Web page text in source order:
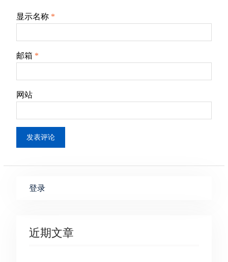
显示名称 *
邮箱 *
网站
登录
近期文章